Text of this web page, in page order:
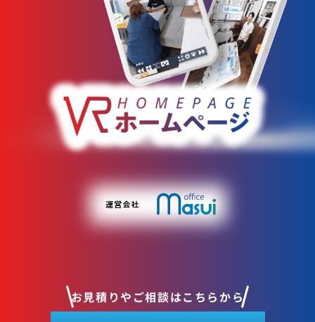
お見積りやご相談はこちらから